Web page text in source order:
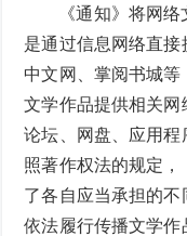
《通知》将网
是通过信息网络直
中文网、掌阅书城
文学作品提供相关网
论坛、网盘、应用
照著作权法的规定
了各自应当承担的
依法履行传播文学作